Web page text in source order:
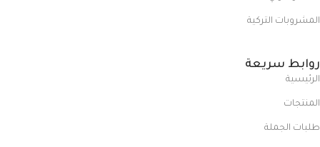
المشروبات التركية
روابط سريعة
الرئيسية
المنتجات
طلبات الجملة